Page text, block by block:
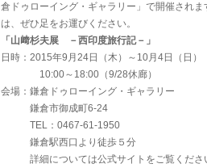
倉ドゥローイング・ギャラリー」で開催され
は、ぜひ足をお運びください。
「山﨑杉夫展 －西印度旅行記－」
日時：2015年9月24日（木）～10月4日（日）
10:00～18:00（9/28休廊）
会場：鎌倉ドゥローイング・ギャラリー
鎌倉市御成町6-24
TEL：0467-61-1950
鎌倉駅西口より徒歩５分
詳細については公式サイトをご覧くださ